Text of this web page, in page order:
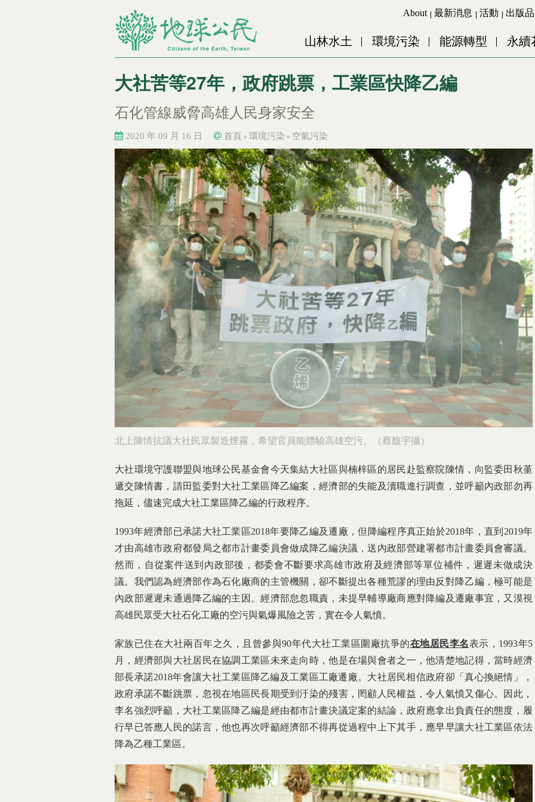
Jump to Navigation
Jump to Main content
About 最新消息 活動 出版品
山林水土 環境污染 能源轉型 永續
大社苦等27年，政府跳票，工業區快降乙編
石化管線威脅高雄人民身家安全
2020 年 09 月 16 日
您在這裡
首頁 » 環境污染 » 空氣污染
您在這裡
北上陳情抗議大社民眾製造煙霧，希望官員能體驗高雄空污。（蔡馥宇攝）
大社環境守護聯盟與地球公民基金會今天集結大社區與楠梓區的居民赴監察院陳情，向監委田秋堇
遞交陳情書，請田監委對大社工業區降乙編案，經濟部的失能及瀆職進行調查，並呼籲內政部勿再
拖延，儘速完成大社工業區降乙編的行政程序。
1993年經濟部已承諾大社工業區2018年要降乙編及遷廠，但降編程序真正始於2018年，直到2019年
才由高雄市政府都發局之都市計畫委員會做成降乙編決議，送內政部營建署都市計畫委員會審議。
然而，自從案件送到內政部後，都委會不斷要求高雄市政府及經濟部等單位補件，遲遲未做成決
議。我們認為經濟部作為石化廠商的主管機關，卻不斷提出各種荒謬的理由反對降乙編，極可能是
內政部遲遲未通過降乙編的主因。經濟部怠忽職責，未提早輔導廠商應對降編及遷廠事宜，又漠視
高雄民眾受大社石化工廠的空污與氣爆風險之苦，實在令人氣憤。
家族已住在大社兩百年之久，且曾參與90年代大社工業區圍廠抗爭的在地居民李名表示，1993年5
月，經濟部與大社居民在協調工業區未來走向時，他是在場與會者之一，他清楚地記得，當時經濟
部長承諾2018年會讓大社工業區降乙編及工業區工廠遷廠。大社居民相信政府卻「真心換絕情」，
政府承諾不斷跳票，忽視在地區民長期受到汙染的殘害，罔顧人民權益，令人氣憤又傷心。因此，
李名強烈呼籲，大社工業區降乙編是經由都市計畫決議定案的結論，政府應拿出負責任的態度，履
行早已答應人民的諾言，他也再次呼籲經濟部不得再從過程中上下其手，應早早讓大社工業區依法
降為乙種工業區。